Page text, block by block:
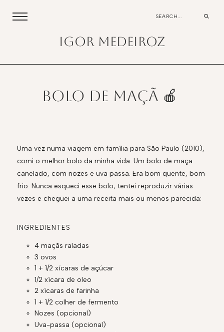
igor medeiroz
Bolo de maçã 🍎
Uma vez numa viagem em família para São Paulo (2010),
comi o melhor bolo da minha vida. Um bolo de maçã
canelado, com nozes e uva passa. Era bom quente, bom
frio. Nunca esqueci esse bolo, tentei reproduzir várias
vezes e cheguei a uma receita mais ou menos parecida:
INGREDIENTES
4 maçãs raladas
3 ovos
1 + 1/2 xícaras de açúcar
1/2 xícara de oleo
2 xícaras de farinha
1 + 1/2 colher de fermento
Nozes (opcional)
Uva-passa (opcional)